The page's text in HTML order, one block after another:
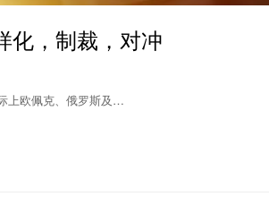
化，制裁，对冲
上欧佩克、俄罗斯及…